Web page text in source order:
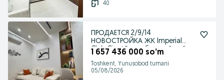
40
ПРОДАЕТСЯ 2/9/14
НОВОСТРОЙКА ЖК Imperial
Club City Юнусабадский райо
1 657 436 000 so’m
Toshkent, Yunusobod tumani
05/08/2026